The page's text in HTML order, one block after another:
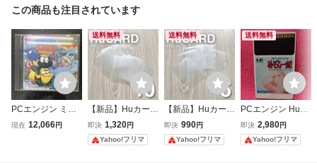
この商品も注目されています
PCエンジン ミズ
バク大冒険 TAITO
現在 12,066円
送料無料
【新品】Huカード
対応 スリーブ ケ
ース 10枚セット P
Cエンジン PCE H
即決 1,320円
Yahoo!フリマ
送料無料
【新品】Huカード
対応 スリーブ ケ
ース 5枚セット P
Cエンジン PCE H
即決 990円
Yahoo!フリマ
送料無料
PCエンジン HuC
ARD めぞん一刻
アドベンチャーゲ
ーム マイクロキャ
即決 2,980円
Yahoo!フリマ